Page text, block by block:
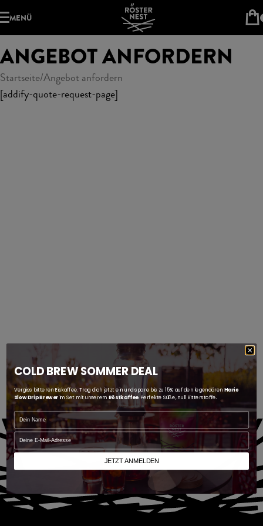
MENÜ
ANGEBOT ANFORDERN
Startseite Angebot anfordern
[addify-quote-request-page]
COLD BREW SOMMER DEAL
Vergiss bitteren Eiskaffee. Trag dich jetzt ein und spare bis zu 15% auf den legendären Hario
Slow Drip Brewerim Set mit unserem Röstkaffee. Perfekte Süße, null Bitterstoffe.
Name
email
JETZT ANMELDEN